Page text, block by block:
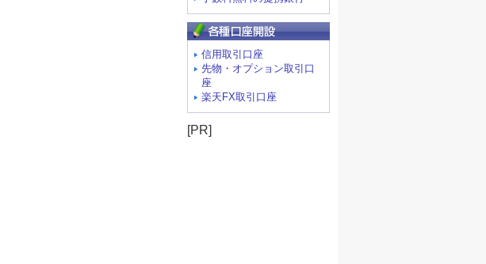
信用取引口座
先物・オプション取引口
座
楽天FX取引口座
[PR]